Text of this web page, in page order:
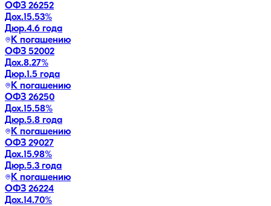
ОФЗ 26252
Дох.15.53%
Дюр.4.6 года
К погашению
ОФЗ 52002
Дох.8.27%
Дюр.1.5 года
К погашению
ОФЗ 26250
Дох.15.58%
Дюр.5.8 года
К погашению
ОФЗ 29027
Дох.15.98%
Дюр.5.3 года
К погашению
ОФЗ 26224
Дох.14.70%